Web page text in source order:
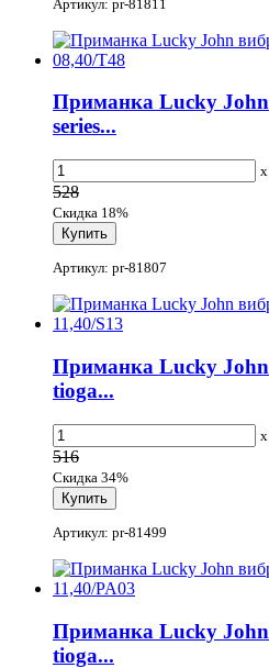
Артикул: pr-81811
Приманка Lucky John
series...
x
528
Скидка 18%
Артикул: pr-81807
Приманка Lucky John
tioga...
x
516
Скидка 34%
Артикул: pr-81499
Приманка Lucky John
tioga...